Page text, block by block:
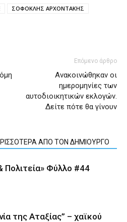
ΣΟΦΟΚΛΗΣ ΑΡΧΟΝΤΑΚΗΣ
Επόμενο άρθρο
Ανακοινώθηκαν οι
ημερομηνίες των
αυτοδιοικητικών εκλογών.
Δείτε πότε θα γίνουν
ΑΠΟ ΤΟΝ ΔΗΜΙΟΥΡΓΟ
Πολιτεία» Φύλλο #44
της Αταξίας” – χαϊκού